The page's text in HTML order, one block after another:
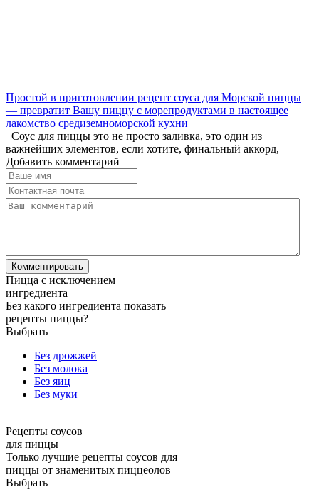
Простой в приготовлении рецепт соуса для Морской пиццы
— превратит Вашу пиццу с морепродуктами в настоящее
лакомство средиземноморской кухни
Соус для пиццы это не просто заливка, это один из
важнейших элементов, если хотите, финальный аккорд,
Добавить комментарий
Пицца с исключением
ингредиента
Без какого ингредиента показать
рецепты пиццы?
Выбрать
Без дрожжей
Без молока
Без яиц
Без муки
Рецепты соусов
для пиццы
Только лучшие рецепты соусов для
пиццы от знаменитых пиццеолов
Выбрать